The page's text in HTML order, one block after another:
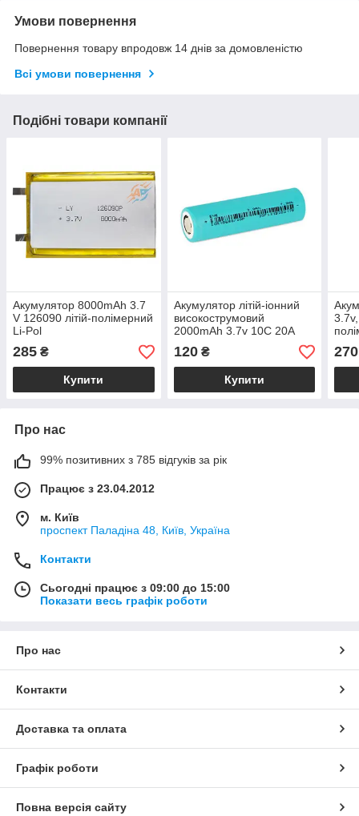
Умови повернення
Повернення товару впродовж 14 днів за домовленістю
Всі умови повернення
Подібні товари компанії
Акумулятор 8000mAh 3.7
V 126090 літій-полімерний
Li-Pol
285 ₴
Купити
Акумулятор літій-іонний
високострумовий
2000mAh 3.7v 10С 20А
EVE IСR18650/20P
120₴
Купити
270
Про нас
99% позитивних з 785 відгуків за рік
Працює з 23.04.2012
м. Київ
проспект Паладіна 48, Київ, Україна
Контакти
Сьогодні працює з 09:00 до 15:00
Показати весь графік роботи
Про нас
Контакти
Доставка та оплата
Графік роботи
Повна версія сайту